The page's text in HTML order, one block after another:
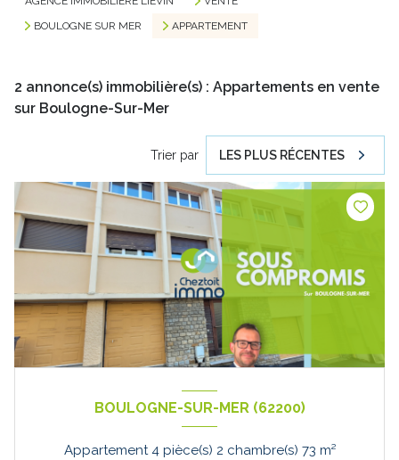
BOULOGNE SUR MER
APPARTEMENT
2 annonce(s) immobilière(s) : Appartements en vente
sur Boulogne-Sur-Mer
Trier par LES PLUS RÉCENTES
BOULOGNE-SUR-MER (62200)
Appartement 4 pièce(s) 2 chambre(s) 73 m²